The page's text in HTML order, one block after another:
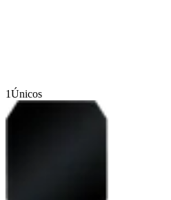
1Únicos